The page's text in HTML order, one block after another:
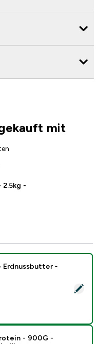
mit
-
- Naturbelassene
Erdnussbutter -
price
- 900G -